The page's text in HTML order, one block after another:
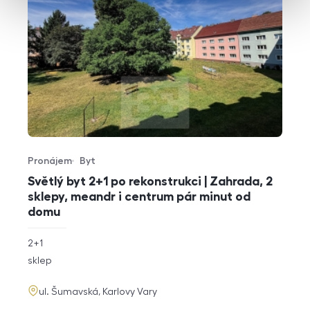
Světlý byt 2+1 po rekonstrukci | Zahrada, 2
sklepy, meandr i centrum pár minut od
domu
Typ nabídky
Pronájem
Typ nemovitosti
Byt
rozměry
2+1
funkce
sklep
adresa
ul. Šumavská, Karlovy Vary